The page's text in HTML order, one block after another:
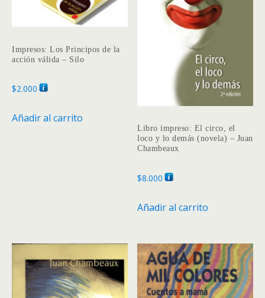
Impresos: Los Principos de la
acción válida – Silo
$2.000
Añadir al carrito
Libro impreso: El circo, el
loco y lo demás (novela) – Juan
Chambeaux
$8.000
Añadir al carrito